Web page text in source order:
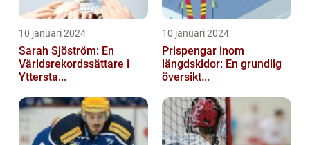
10 januari 2024
Sarah Sjöström: En
Världsrekordssättare i
Yttersta...
10 januari 2024
Prispengar inom
längdskidor: En grundlig
översikt...